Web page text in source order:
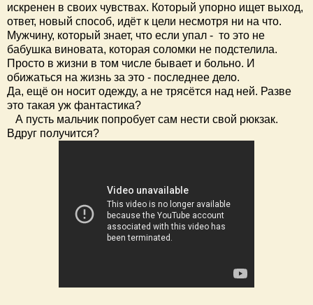
искренен в своих чувствах. Который упорно ищет выход,
ответ, новый способ, идёт к цели несмотря ни на что.
Мужчину, который знает, что если упал - то это не
бабушка виновата, которая соломки не подстелила.
Просто в жизни в том числе бывает и больно. И
обижаться на жизнь за это - последнее дело.
Да, ещё он носит одежду, а не трясётся над ней. Разве
это такая уж фантастика?
А пусть мальчик попробует сам нести свой рюкзак.
Вдруг получится?